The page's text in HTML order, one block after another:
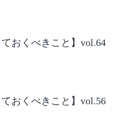
おくべきこと】vol.64
おくべきこと】vol.56